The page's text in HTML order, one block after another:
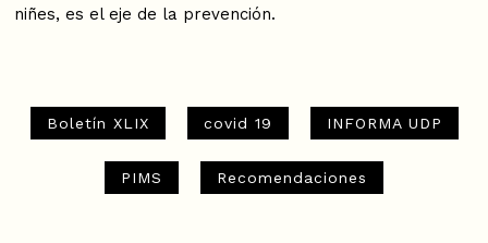
niñes, es el eje de la prevención.
Boletín XLIX covid 19 INFORMA UDP
PIMS Recomendaciones